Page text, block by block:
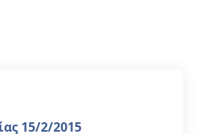
15/2/2015